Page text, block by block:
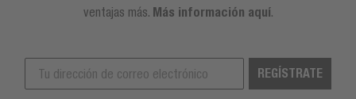
ventajas más. Más información aquí.
REGÍSTRATE